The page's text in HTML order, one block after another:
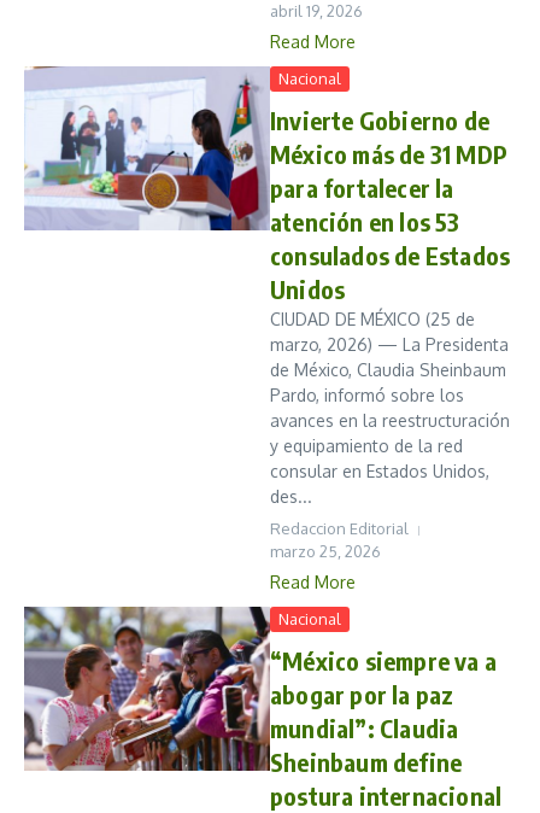
abril 19, 2026
Read More
Nacional
Invierte Gobierno de
México más de 31 MDP
para fortalecer la
atención en los 53
consulados de Estados
Unidos
CIUDAD DE MÉXICO (25 de
marzo, 2026) — La Presidenta
de México, Claudia Sheinbaum
Pardo, informó sobre los
avances en la reestructuración
y equipamiento de la red
consular en Estados Unidos,
des...
Redaccion Editorial
marzo 25, 2026
Read More
Nacional
“México siempre va a
abogar por la paz
mundial”: Claudia
Sheinbaum define
postura internacional